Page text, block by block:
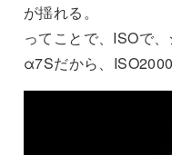
が揺れる。
ってことで、ISOで
α7Sだから、